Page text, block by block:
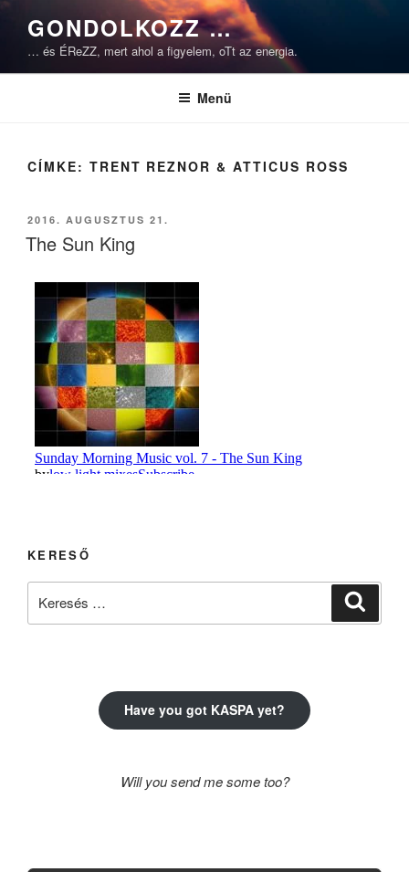
Tartalomhoz
GONDOLKOZZ …
… és ÉReZZ, mert ahol a figyelem, oTt az energia.
Menü
CÍMKE: TRENT REZNOR & ATTICUS ROSS
BEKÜLDVE:
2016. AUGUSZTUS 21.
The Sun King
KERESŐ
Have you got KASPA yet?
Will you send me some too?